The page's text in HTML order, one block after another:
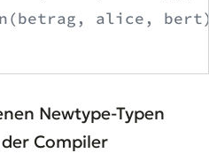
alice,
Newtype-Typen
Compiler